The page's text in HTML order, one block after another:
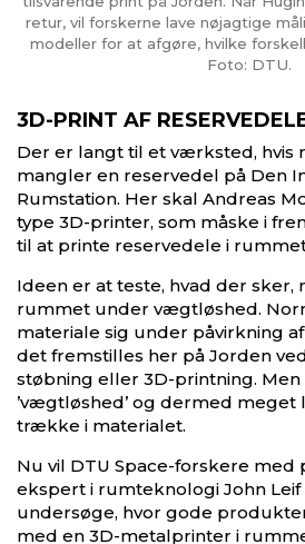
retur, vil forskerne lave nøjagtige
modeller for at afgøre, hvilke
Foto: DTU.
3D-PRINT AF
Der er langt til et værksted, hvis
mangler en reservedel på Den
Rumstation. Her skal Andreas
type 3D-printer, som måske i
til at printe reservedele i
Ideen er at teste, hvad der sker,
rummet under vægtløshed.
materiale sig under påvirkning
det fremstilles her på Jorden
støbning eller 3D-printning.
’vægtløshed’ og dermed
trække i materialet.
Nu vil DTU Space-forskere med
ekspert i rumteknologi John Leif
undersøge, hvor gode
med en 3D-metalprinter i